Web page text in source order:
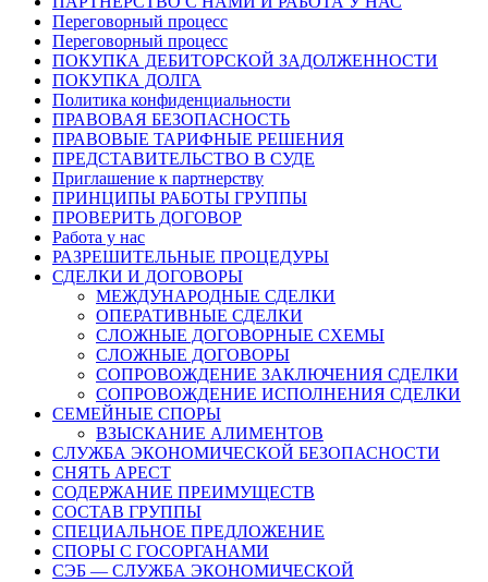
Переговорный процесс
Переговорный процесс
ПОКУПКА ДЕБИТОРСКОЙ ЗАДОЛЖЕННОСТИ
ПОКУПКА ДОЛГА
Политика конфиденциальности
ПРАВОВАЯ БЕЗОПАСНОСТЬ
ПРАВОВЫЕ ТАРИФНЫЕ РЕШЕНИЯ
ПРЕДСТАВИТЕЛЬСТВО В СУДЕ
Приглашение к партнерству
ПРИНЦИПЫ РАБОТЫ ГРУППЫ
ПРОВЕРИТЬ ДОГОВОР
Работа у нас
РАЗРЕШИТЕЛЬНЫЕ ПРОЦЕДУРЫ
СДЕЛКИ И ДОГОВОРЫ
МЕЖДУНАРОДНЫЕ СДЕЛКИ
ОПЕРАТИВНЫЕ СДЕЛКИ
СЛОЖНЫЕ ДОГОВОРНЫЕ СХЕМЫ
СЛОЖНЫЕ ДОГОВОРЫ
СОПРОВОЖДЕНИЕ ЗАКЛЮЧЕНИЯ СДЕЛКИ
СОПРОВОЖДЕНИЕ ИСПОЛНЕНИЯ СДЕЛКИ
СЕМЕЙНЫЕ СПОРЫ
ВЗЫСКАНИЕ АЛИМЕНТОВ
СЛУЖБА ЭКОНОМИЧЕСКОЙ БЕЗОПАСНОСТИ
СНЯТЬ АРЕСТ
СОДЕРЖАНИЕ ПРЕИМУЩЕСТВ
СОСТАВ ГРУППЫ
СПЕЦИАЛЬНОЕ ПРЕДЛОЖЕНИЕ
СПОРЫ С ГОСОРГАНАМИ
СЭБ — СЛУЖБА ЭКОНОМИЧЕСКОЙ